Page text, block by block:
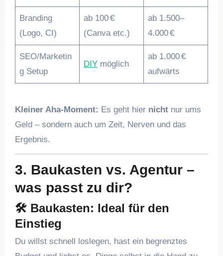
Branding
(Logo, CI)
ab 100 €
(Canva etc.)
ab 1.500–
4.000 €
SEO/Marketin
g Setup
DIY möglich
ab 1.000 €
aufwärts
Kleiner Aha-Moment: Es geht hier nichtnur ums
Geld – sondern auch um Zeit, Nerven und das
Ergebnis.
3. Baukasten vs. Agentur –
was passt zu dir?
🛠 Baukasten: Ideal für den
Einstieg
Du willst schnell loslegen, hast ein begrenztes